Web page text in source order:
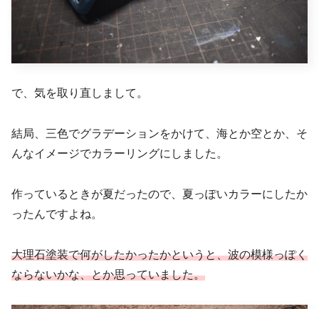
で、気を取り直しまして。
結局、三色でグラデーションをかけて、海とか空とか、そ
んなイメージでカラーリングにしました。
作っているときが夏だったので、夏っぽいカラーにしたか
ったんですよね。
大理石塗装で何がしたかったかというと、波の模様っぽく
ならないかな、とか思っていました。